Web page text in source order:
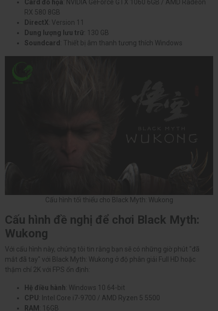
Card đồ họa: NVIDIA GeForce GTX 1060 6GB / AMD Radeon
RX 580 8GB
DirectX: Version 11
Dung lượng lưu trữ: 130 GB
Soundcard : Thiết bị âm thanh tương thích Windows
Cấu hình tối thiểu cho Black Myth: Wukong
Cấu hình đề nghị để chơi Black Myth:
Wukong
Với cấu hình này, chúng tôi tin rằng bạn sẽ có những giờ phút "đã
mắt đã tay" với Black Myth: Wukong ở độ phân giải Full HD hoặc
thậm chí 2K với FPS ổn định:
Hệ điều hành: Windows 10 64-bit
CPU: Intel Core i7-9700 / AMD Ryzen 5 5500
RAM : 16GB